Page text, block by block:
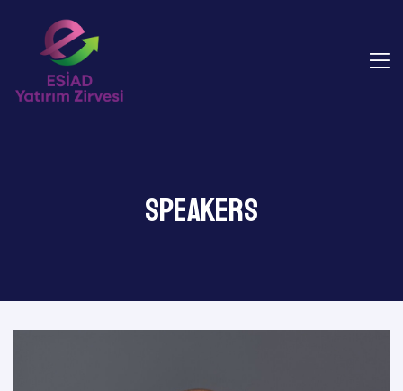
Speakers